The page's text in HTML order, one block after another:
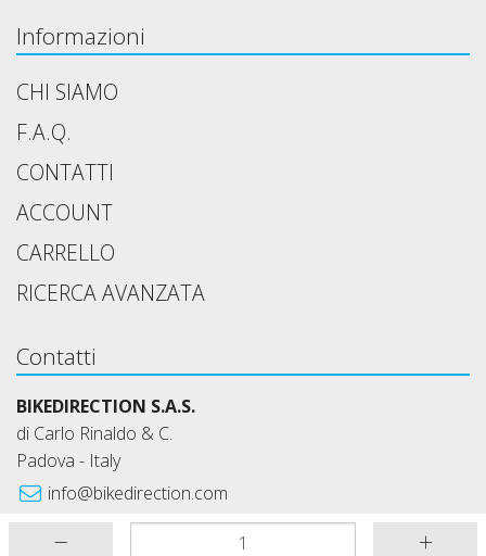
Informazioni
CHI SIAMO
F.A.Q.
CONTATTI
ACCOUNT
CARRELLO
RICERCA AVANZATA
Contatti
BIKEDIRECTION S.A.S.
di Carlo Rinaldo & C.
Padova - Italy
info@bikedirection.com
+39 349 6626752